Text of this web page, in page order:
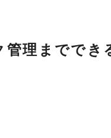
理まででき